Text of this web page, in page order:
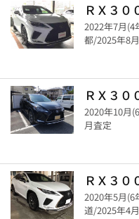
ＲＸ３０
2022年7月
都/2025年8
ＲＸ３０
2020年10月
月査定
ＲＸ３０
2020年5月
道/2025年4